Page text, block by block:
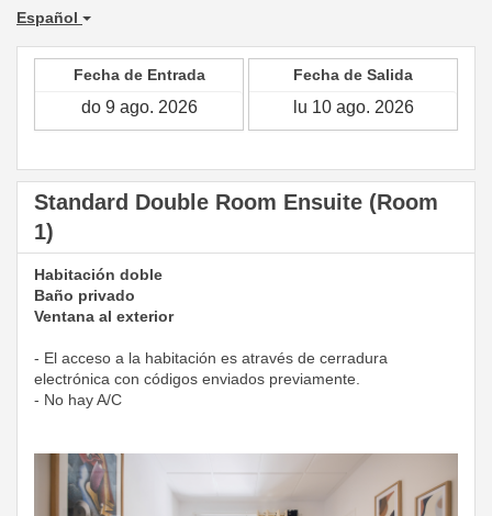
Español
Fecha de Entrada Fecha de Salida
Standard Double Room Ensuite (Room
1)
Habitación doble
Baño privado
Ventana al exterior
- El acceso a la habitación es através de cerradura
electrónica con códigos enviados previamente.
- No hay A/C